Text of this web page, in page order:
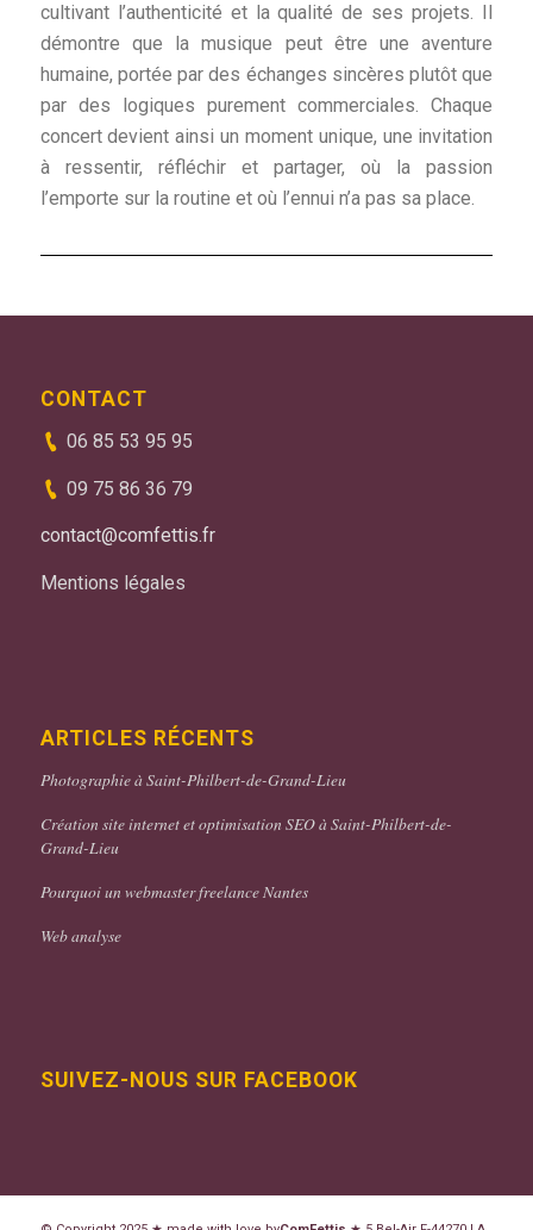
cultivant l’authenticité et la qualité de ses projets. Il
démontre que la musique peut être une aventure
humaine, portée par des échanges sincères plutôt que
par des logiques purement commerciales. Chaque
concert devient ainsi un moment unique, une invitation
à ressentir, réfléchir et partager, où la passion
l’emporte sur la routine et où l’ennui n’a pas sa place.
CONTACT
06 85 53 95 95
09 75 86 36 79
contact@comfettis.fr
Mentions légales
ARTICLES RÉCENTS
Photographie à Saint-Philbert-de-Grand-Lieu
Création site internet et optimisation SEO à Saint-Philbert-de-
Grand-Lieu
Pourquoi un webmaster freelance Nantes
Web analyse
SUIVEZ-NOUS SUR FACEBOOK